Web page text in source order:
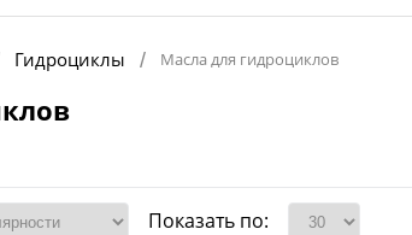
Гидроциклы / Масла для гидроциклов
Показать по: